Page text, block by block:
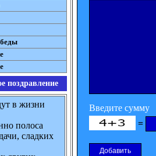
поздравление
в жизни
полоса
сладких
Введите сумму
=